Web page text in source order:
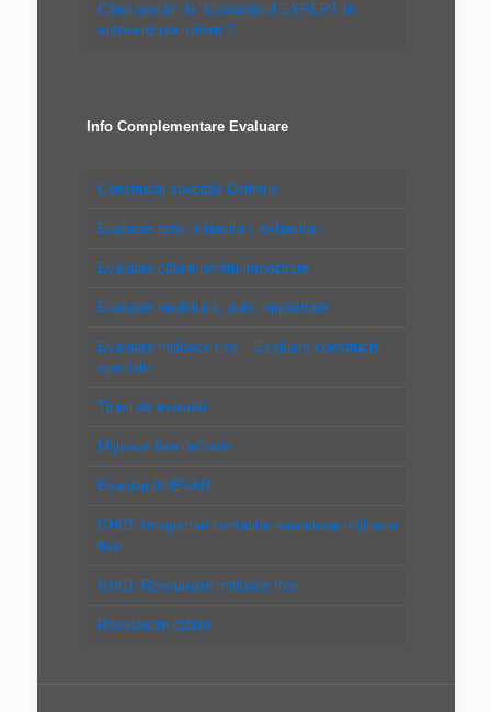
Când apelăm la “Evaluatorul EXPERT în
autovehicule rutiere”?
Info Complementare Evaluare
Constructii speciale Definitie
Evaluare teren intravilan, extravilan
Evaluare clădiri pentru impozitare
Evaluare imobiliara, auto, impozitare
Evaluare mijloace fixe – Evaluare constructii
speciale
Tipuri de evaluări
Mijloace fixe definitie
Evaluări ANEVAR
GHID: Inregistrari contabile reevaluare mijloace
fixe
GHID: Reevaluare mijloace fixe
Reevaluare clădiri